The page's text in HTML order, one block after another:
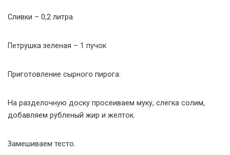
Сливки – 0,2 литра
Петрушка зеленая – 1 пучок
Приготовление сырного пирога:
На разделочную доску просеиваем муку, слегка солим,
добавляем рубленый жир и желток.
Замешиваем тесто.